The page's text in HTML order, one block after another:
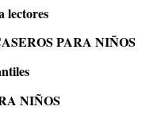
lectores
PARA NIÑOS
NIÑOS